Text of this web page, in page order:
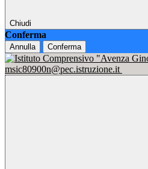
Chiudi
Conferma
Annulla Conferma
msic80900n@pec.istruzione.it